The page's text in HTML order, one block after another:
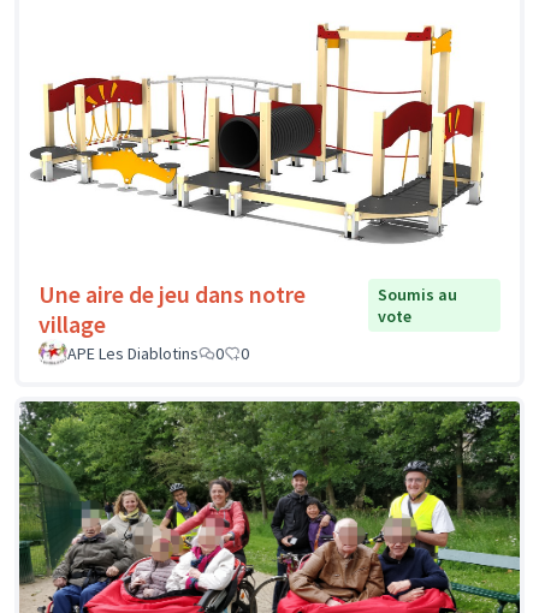
Une aire de jeu dans notre
village
Soumis au
vote
APE Les Diablotins
0 0